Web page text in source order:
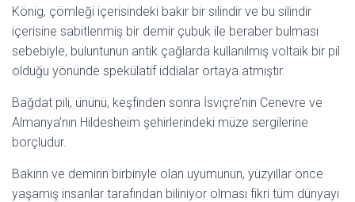
König, çömleği içerisindeki bakır bir silindir ve bu silindir
içerisine sabitlenmiş bir demir çubuk ile beraber bulması
sebebiyle, buluntunun antik çağlarda kullanılmış voltaik bir pil
olduğu yönünde spekülatif iddialar ortaya atmıştır.
Bağdat pili, ününü, keşfinden sonra İsviçre’nin Cenevre ve
Almanya’nın Hildesheim şehirlerindeki müze sergilerine
borçludur.
Bakırın ve demirin birbiriyle olan uyumunun, yüzyıllar önce
yaşamış insanlar tarafından biliniyor olması fikri tüm dünyayı